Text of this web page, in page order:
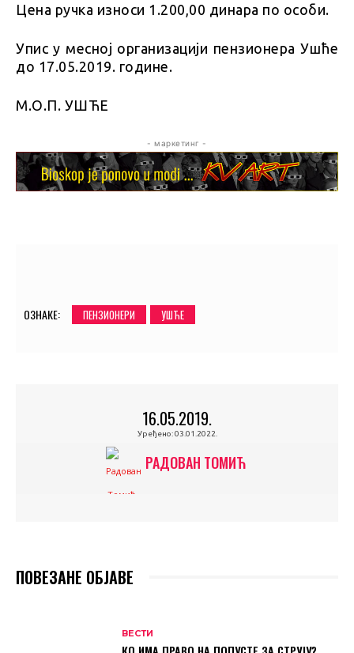
Цена ручка износи 1.200,00 динара по особи.
Упис у месној организацији пензионера Ушће
до 17.05.2019. године.
М.О.П. УШЋЕ
- маркетинг -
ОЗНАКЕ: ПЕНЗИОНЕРИ УШЋЕ
16.05.2019.
Уређено: 03.01.2022.
РАДОВАН ТОМИЋ
ПОВЕЗАНЕ ОБЈАВЕ
ВЕСТИ